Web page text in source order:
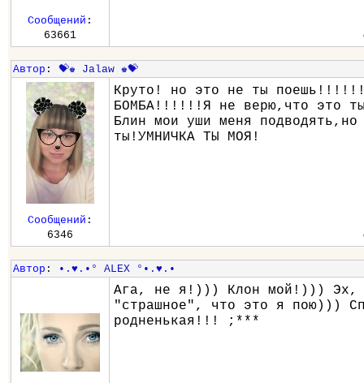
Сообщений :
63661
Автор : 💝♚ Jalaw ♚💝
Круто! но это не ты
БОМБА!!!!!!Я не верю,что это
Блин мои уши меня
ты!УМНИЧКА ТЫ МОЯ!
Сообщений :
6346
Автор : •.♥.•° ALEX °•.♥.•
Ага, не я!))) Клон мой!))) Эх,
"страшное", что это я пою)))
родненькая!!! ;***